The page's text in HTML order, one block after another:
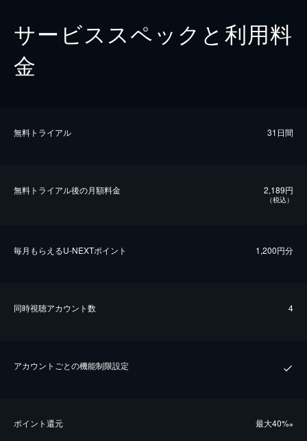
サービススペックと利用料
金
無料トライアル 31日間
無料トライアル後の⽉額料金 2,189円
（税込）
毎⽉もらえるU-NEXTポイント 1,200円分
同時視聴アカウント数 4
アカウントごとの機能制限設定
ポイント還元 最⼤40%※